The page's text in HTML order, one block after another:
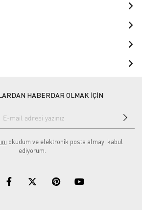
HABERDAR OLMAK İÇİN
okudum ve elektronik posta almayı kabul
ediyorum.